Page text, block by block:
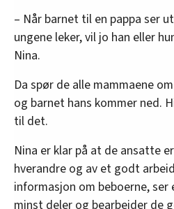
– Når barnet til en pappa ser
ungene leker, vil jo han eller
Nina.
Da spør de alle mammaene
og barnet hans kommer ned.
til det.
Nina er klar på at de ansatte
hverandre og av et godt
informasjon om beboerne,
minst deler og bearbeider de